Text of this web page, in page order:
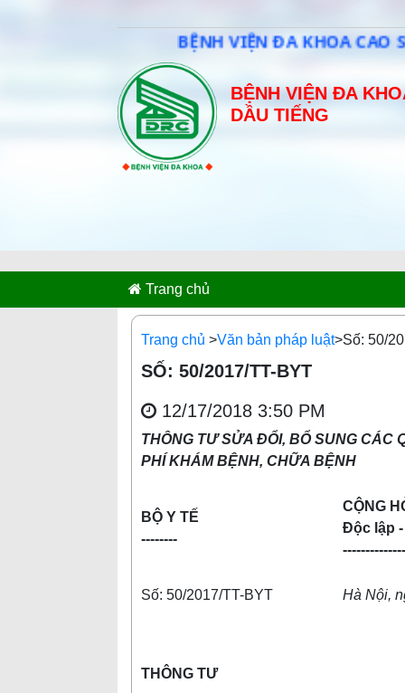
BỆNH VIỆN ĐA KHOA CAO SU DẦU
BỆNH VIỆN ĐA
DẦU TIẾNG
Trang chủ
Trang chủ >Văn bản pháp luật>Số: 50/
SỐ: 50/2017/TT-BYT
12/17/2018 3:50 PM
THÔNG TƯ SỬA ĐỔI, BỔ SUNG CÁC
PHÍ KHÁM BỆNH, CHỮA BỆNH
BỘ Y TẾ
--------
CỘNG
Độc lập
Số: 50/2017/TT-BYT Hà Nội,
THÔNG TƯ